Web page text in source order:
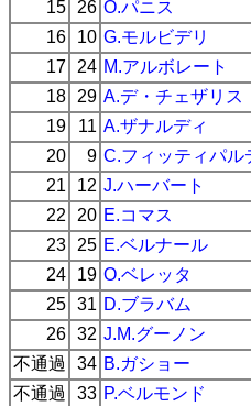
15 26 O.パニス
16
10 G.モルビデリ
17
24 M.アルボレート
18
29 A.デ・チェザリス
19
11 A.ザナルディ
20
9 C.フィッティパル
21
12 J.ハーバート
22
20 E.コマス
23
25 E.ベルナール
24
19 O.ベレッタ
25 31 D.ブラバム
26 32 J.M.グーノン
不通過
34 B.ガショー
不通過
33 P.ベルモンド